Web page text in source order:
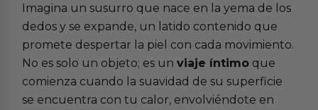
Imagina un susurro que nace en la yema de los
dedos y se expande, un latido contenido que
promete despertar la piel con cada movimiento.
No es solo un objeto; es unviaje íntimo que
comienza cuando la suavidad de su superficie
se encuentra con tu calor, envolviéndote en